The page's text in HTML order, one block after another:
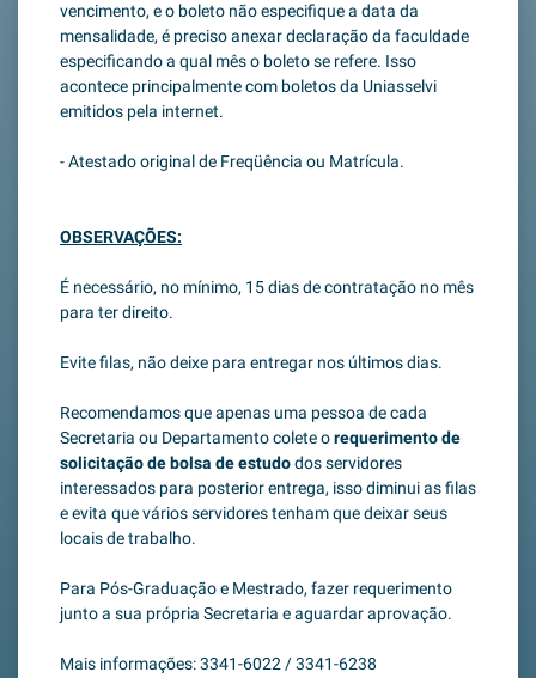
vencimento, e o boleto não especifique a data da
mensalidade, é preciso anexar declaração da faculdade
especificando a qual mês o boleto se refere. Isso
acontece principalmente com boletos da Uniasselvi
emitidos pela internet.
- Atestado original de Freqüência ou Matrícula.
OBSERVAÇÕES:
É necessário, no mínimo, 15 dias de contratação no mês
para ter direito.
Evite filas, não deixe para entregar nos últimos dias.
Recomendamos que apenas uma pessoa de cada
Secretaria ou Departamento colete orequerimento de
solicitação de bolsa de estudodosservidores
interessados para posterior entrega, isso diminui as filas
e evita que vários servidores tenham que deixar seus
locais de trabalho.
Para Pós-Graduação e Mestrado, fazer requerimento
junto a sua própria Secretaria e aguardar aprovação.
Mais informações: 3341-6022 / 3341-6238